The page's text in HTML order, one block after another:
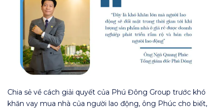
Chia sẻ về cách giải quyết của Phú Đông Group trước khó
khăn vay mua nhà của người lao động, ông Phúc cho biết,